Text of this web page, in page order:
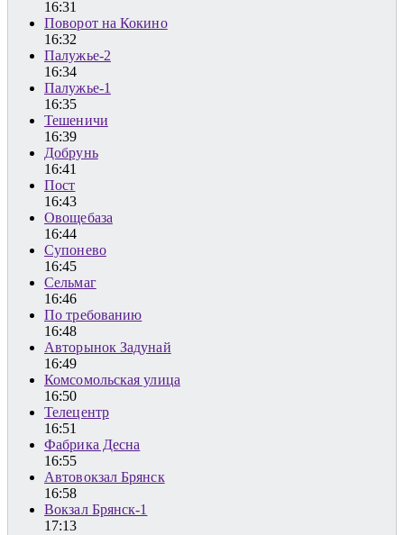
16:31
Поворот на Кокино
16:32
Палужье-2
16:34
Палужье-1
16:35
Тешеничи
16:39
Добрунь
16:41
Пост
16:43
Овощебаза
16:44
Супонево
16:45
Сельмаг
16:46
По требованию
16:48
Авторынок Задунай
16:49
Комсомольская улица
16:50
Телецентр
16:51
Фабрика Десна
16:55
Автовокзал Брянск
16:58
Вокзал Брянск-1
17:13